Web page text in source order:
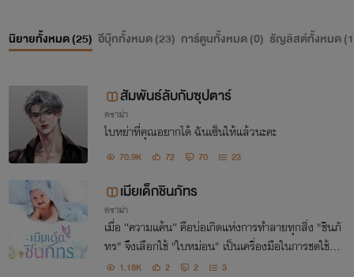
นิยายทั้งหมด (25) อีบุ๊กทั้งหมด (23) การ์ตูนทั้งหมด (0) ธัญลิสต์ทั้งหมด (1
สัมพันธ์ลับกับซุปตาร์
ดราม่า
ใบหย่าที่คุณอยากได้ ฉันเซ็นให้แล้วนะคะ
70.9K 72 70 23
เมียเด็กชินภัทร
ดราม่า
เมื่อ “ความแค้น” คือบ่อเกิดแห่งการทำลายทุกสิ่ง "ชินภั
ทร" จึงเลือกใช้ "ใบหม่อน" เป็นเครื่องมือในการชดใช้บา
ปแทนคนสำคัญที่จากไป...การแต่งงานที่ไร้หัวใจจึงเริ่มขึ้
1.18K 2 2 3